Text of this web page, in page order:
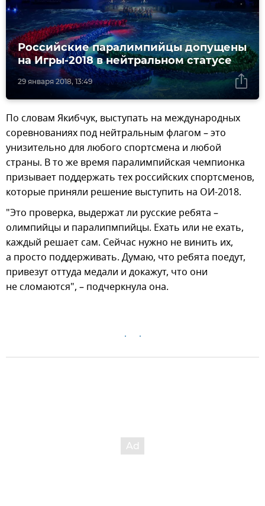
29 января 2018, 13:49
Российские паралимпийцы допущены
на Игры-2018 в нейтральном статусе
По словам Якибчук, выступать на международных
соревнованиях под нейтральным флагом – это
унизительно для любого спортсмена и любой
страны. В то же время паралимпийская чемпионка
призывает поддержать тех российских спортсменов,
которые приняли решение выступить на ОИ-2018.
"Это проверка, выдержат ли русские ребята –
олимпийцы и паралипмпийцы. Ехать или не ехать,
каждый решает сам. Сейчас нужно не винить их,
а просто поддерживать. Думаю, что ребята поедут,
привезут оттуда медали и докажут, что они
не сломаются", – подчеркнула она.